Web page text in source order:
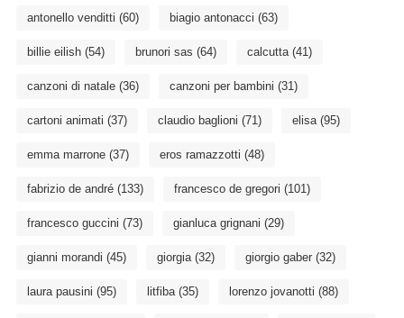
antonello venditti (60) biagio antonacci (63)
billie eilish(54) brunori sas (64) calcutta(41)
canzoni di natale(36) canzoni per bambini (31)
cartoni animati (37) claudio baglioni (71) elisa(95)
emma marrone(37) eros ramazzotti (48)
fabrizio de andré(133) francesco de gregori (101)
francesco guccini (73) gianluca grignani (29)
gianni morandi (45) giorgia(32) giorgio gaber(32)
laura pausini (95) litfiba(35) lorenzo jovanotti (88)